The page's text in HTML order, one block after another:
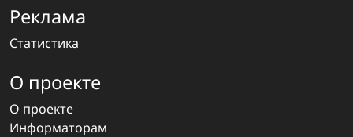
Реклама
Статистика
О проекте
О проекте
Информаторам